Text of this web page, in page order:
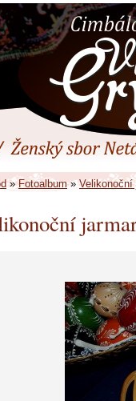
»Fotoalbum»